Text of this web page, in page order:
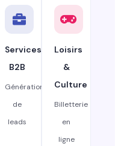
Services
B2B
Génération
de
leads
Loisirs
&
Culture
Billetterie
en
ligne